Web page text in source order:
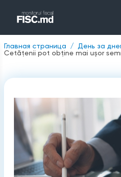
Главная страница День за
Cetățenii pot obține mai ușor